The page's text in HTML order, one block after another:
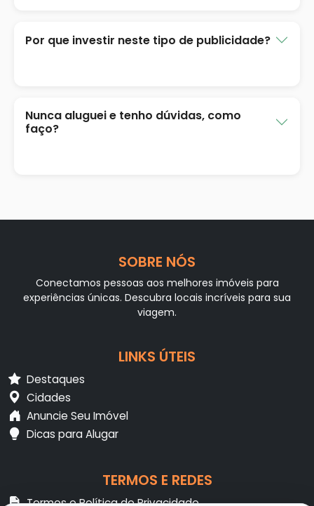
Por que investir neste tipo de publicidade?
Nunca aluguei e tenho dúvidas, como
faço?
SOBRE NÓS
Conectamos pessoas aos melhores imóveis para
experiências únicas. Descubra locais incríveis para sua
viagem.
LINKS ÚTEIS
Destaques
Cidades
Anuncie Seu Imóvel
Dicas para Alugar
TERMOS E REDES
Termos e Política de Privacidade